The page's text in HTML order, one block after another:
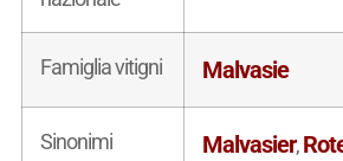
Famiglia vitigni Malvasie
Sinonimi Malvasier,